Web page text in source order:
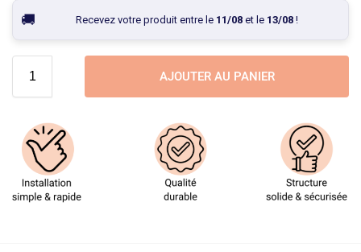
Recevez votre produit entre le 11/08et le 13/08!
AJOUTER AU PANIER